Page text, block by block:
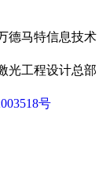
德马特信息技术
光工程设计总部
号